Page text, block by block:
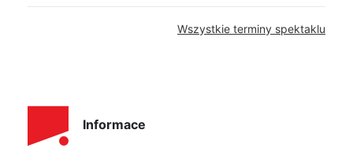
Informace
Wszystkie terminy spektaklu